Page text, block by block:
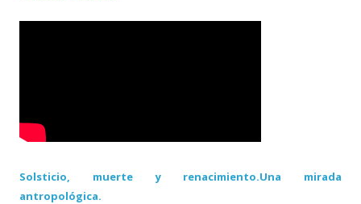
Solsticio, muerte y renacimiento.Una mirada
antropológica.